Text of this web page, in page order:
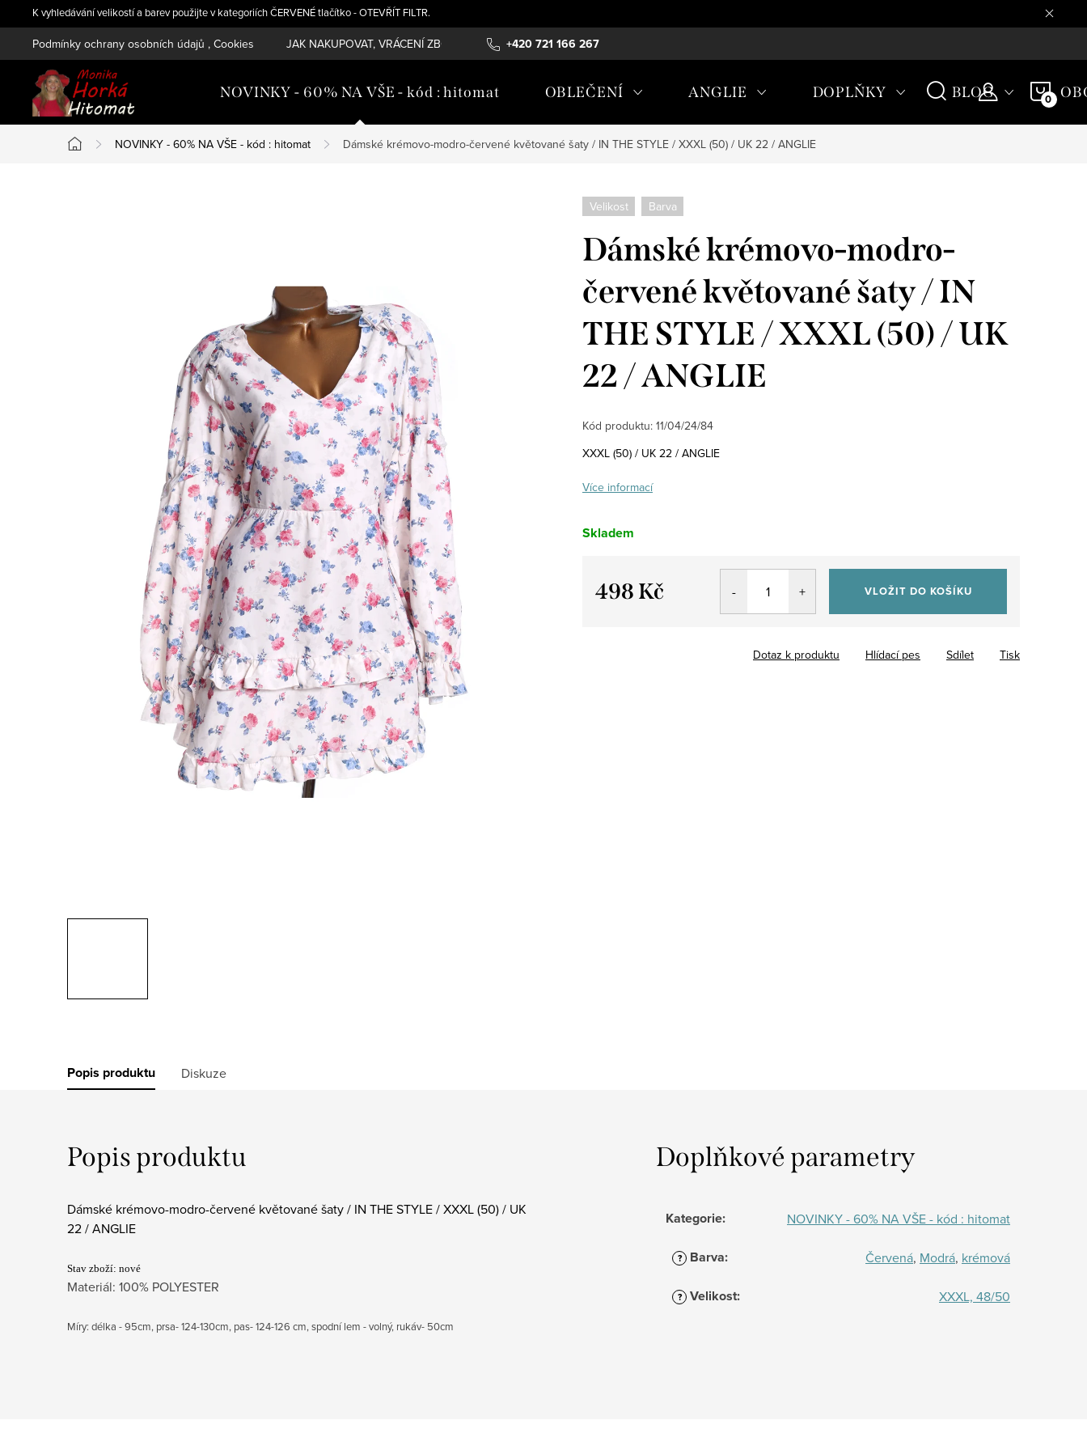
na
K vyhledávání velikostí a barev použijte v kategoriích ČERVENÉ tlačítko - OTEVŘÍT FILTR.
+420 721 166 267
Podmínky ochrany osobních údajů , Cookies JAK NAKUPOVAT, VRÁCENÍ ZBOŽÍ , REKLAMAČNÍ ŘÁD, ÚDRŽBA MATERIÁLŮ
NOVINKY - 60% NA VŠE - kód : hitomat OBLEČENÍ ANGLIE DOPLŇKY BLOG
Domů
NOVINKY - 60% NA VŠE - kód : hitomat Dámské krémovo-modro-červené květované šaty / IN THE STYLE / XXXL (50) / UK 22 / ANGLIE
Velikost Barva
Dámské krémovo-modro-
červené květované šaty / IN
THE STYLE / XXXL (50) / UK
22 / ANGLIE
Kód produktu: 11/04/24/84
XXXL (50) / UK 22 / ANGLIE
Více informací
Skladem
498 Kč VLOŽIT DO KOŠÍKU
Tisk
Dotaz k produktu Hlídací pes Sdílet
Popis produktu Diskuze
Popis produktu
Dámské krémovo-modro-červené květované šaty / IN THE STYLE / XXXL (50) / UK
22 / ANGLIE
Stav zboží: nové
Materiál: 100% POLYESTER
Míry: délka - 95cm, prsa- 124-130cm, pas- 124-126 cm, spodní lem - volný, rukáv- 50cm
Doplňkové parametry
Kategorie: NOVINKY - 60% NA VŠE - kód : hitomat
? Barva: Červená, Modrá, krémová
? Velikost: XXXL, 48/50